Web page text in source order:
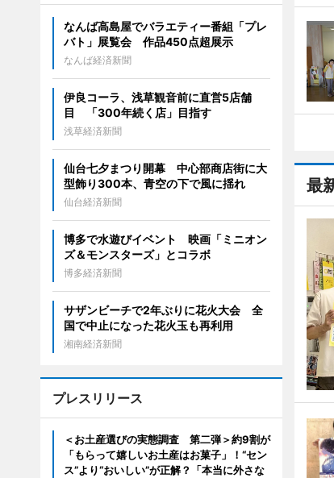
最
なんば高島屋でバラエティー番組「プレ
バト」展覧会 作品450点超展示
なんば経済新聞
伊良コーラ、浅草観音前に直営5店舗
目 「300年続く店」目指す
浅草経済新聞
仙台七夕まつり開幕 中心部商店街に大
型飾り300本、青空の下で風に揺れ
仙台経済新聞
博多で水遊びイベント 映画「ミニオン
ズ＆モンスターズ」とコラボ
博多経済新聞
サザンビーチで2年ぶりに花火大会 全
国で中止になった花火玉も再利用
湘南経済新聞
プレスリリース
＜お土産選びの実態調査 第二弾＞約9割が
「もらって嬉しいお土産はお菓子」！“セン
ス”より“おいしい”が正解？「本当に外さな